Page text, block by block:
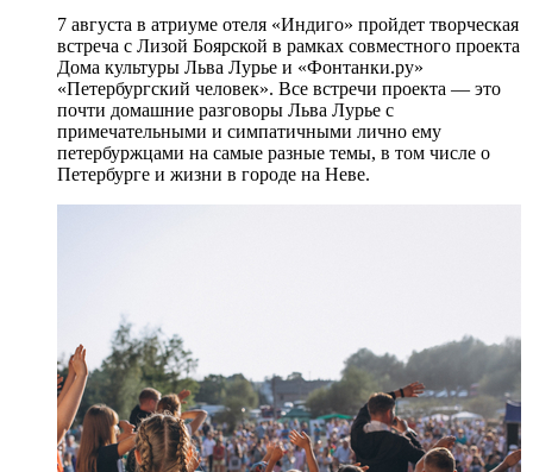
7 августа в атриуме отеля «Индиго» пройдет творческая
встреча с Лизой Боярской в рамках совместного проекта
Дома культуры Льва Лурье и «Фонтанки.ру»
«Петербургский человек». Все встречи проекта — это
почти домашние разговоры Льва Лурье с
примечательными и симпатичными лично ему
петербуржцами на самые разные темы, в том числе о
Петербурге и жизни в городе на Неве.